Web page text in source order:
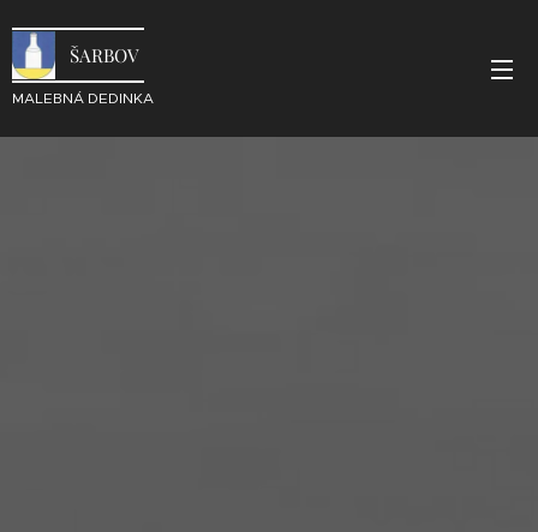
ŠARBOV
MALEBNÁ DEDINKA